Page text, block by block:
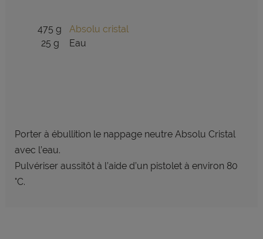
475 g
Absolu cristal
25 g
Eau
Porter à ébullition le nappage neutre Absolu Cristal
avec l’eau.
Pulvériser aussitôt à l’aide d’un pistolet à environ 80
°C.